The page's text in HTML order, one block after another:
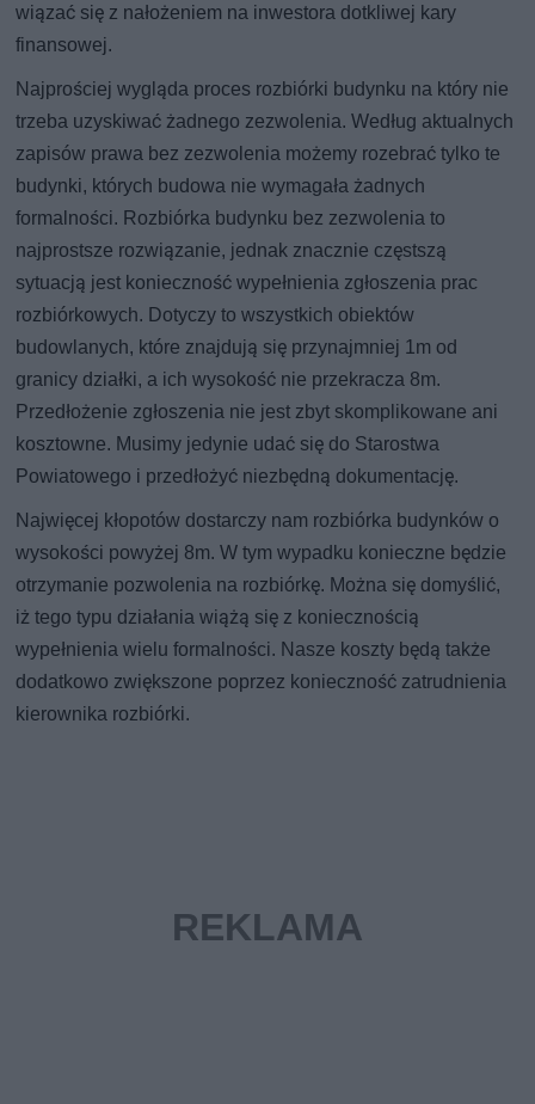
wiązać się z nałożeniem na inwestora dotkliwej kary
finansowej.
Najprościej wygląda proces rozbiórki budynku na który nie
trzeba uzyskiwać żadnego zezwolenia. Według aktualnych
zapisów prawa bez zezwolenia możemy rozebrać tylko te
budynki, których budowa nie wymagała żadnych
formalności. Rozbiórka budynku bez zezwolenia to
najprostsze rozwiązanie, jednak znacznie częstszą
sytuacją jest konieczność wypełnienia zgłoszenia prac
rozbiórkowych. Dotyczy to wszystkich obiektów
budowlanych, które znajdują się przynajmniej 1m od
granicy działki, a ich wysokość nie przekracza 8m.
Przedłożenie zgłoszenia nie jest zbyt skomplikowane ani
kosztowne. Musimy jedynie udać się do Starostwa
Powiatowego i przedłożyć niezbędną dokumentację.
Najwięcej kłopotów dostarczy nam rozbiórka budynków o
wysokości powyżej 8m. W tym wypadku konieczne będzie
otrzymanie pozwolenia na rozbiórkę. Można się domyślić,
iż tego typu działania wiążą się z koniecznością
wypełnienia wielu formalności. Nasze koszty będą także
dodatkowo zwiększone poprzez konieczność zatrudnienia
kierownika rozbiórki.